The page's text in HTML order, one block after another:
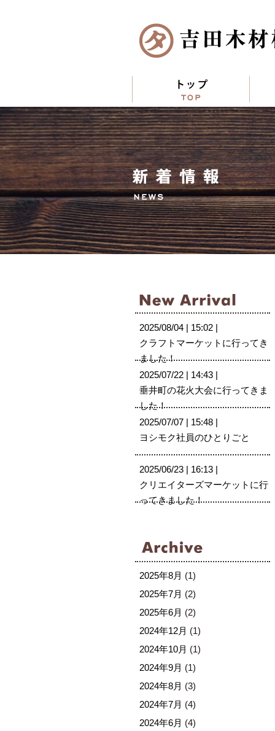
2025/08/04 | 15:02 |
クラフトマーケットに行ってき
ました！
2025/07/22 | 14:43 |
垂井町の花火大会に行ってきま
した！
2025/07/07 | 15:48 |
ヨシモク社員のひとりごと
2025/06/23 | 16:13 |
クリエイターズマーケットに行
ってきました！
2025年8月 (1)
2025年7月 (2)
2025年6月 (2)
2024年12月 (1)
2024年10月 (1)
2024年9月 (1)
2024年8月 (3)
2024年7月 (4)
2024年6月 (4)